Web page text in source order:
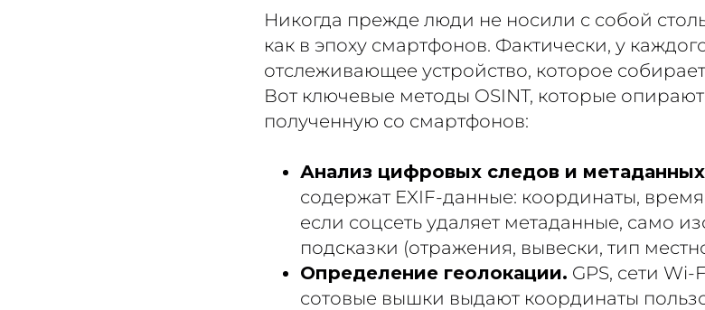
Никогда прежде люди не носили с собой
как в эпоху смартфонов. Фактически, у
отслеживающее устройство, которое
Вот ключевые методы OSINT, которые
полученную со смартфонов:
Анализ цифровых следов и
содержат EXIF-данные: координаты,
если соцсеть удаляет метаданные, само
подсказки (отражения, вывески, тип
Определение геолокации. GPS, сети
сотовые вышки выдают координаты